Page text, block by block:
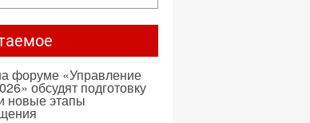
форуме «Управление
обсудят подготовку
новые этапы